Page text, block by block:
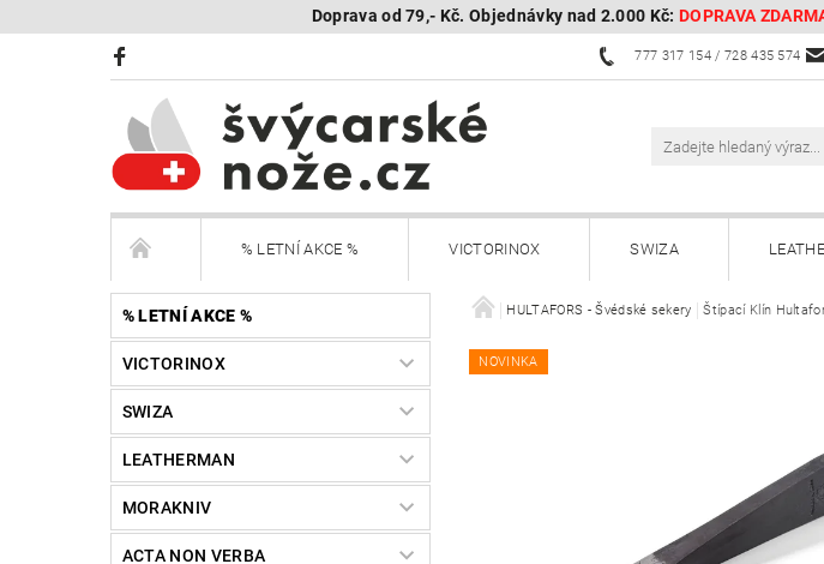
Doprava od 79,- Kč. Objednávky nad 2.000 Kč: DOPRAVA
777 317 154 / 728 435 574
% LETNÍ AKCE % VICTORINOX SWIZA
BÖKER Limited BÖKER - sestav si nůž HULTAFORS - Švédské sekery
KAMBUKKA - termohrnky, lahve, termonádoby
Další nože Peněženky Victorinox
SEGWAY NAVIMOW - robotické sekačky ROBOROCK-robotické sekačky
% LETNÍ AKCE %
VICTORINOX
SWIZA
LEATHERMAN
MORAKNIV
ACTA NON VERBA
HULTAFORS - Švédské sekery Štípací Klín
NOVINKA